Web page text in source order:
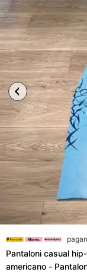
Pantaloni casual
americano -